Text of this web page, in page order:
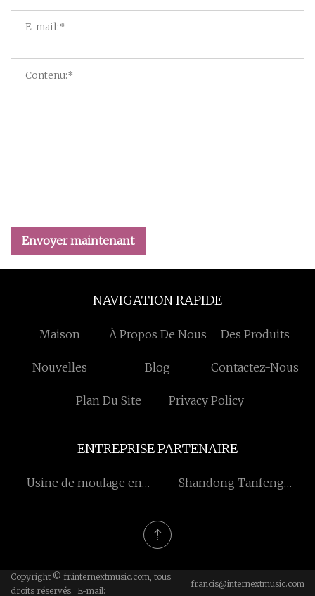
Envoyer maintenant
NAVIGATION RAPIDE
Maison À Propos De Nous Des Produits
Nouvelles Blog Contactez-Nous
Plan Du Site Privacy Policy
ENTREPRISE PARTENAIRE
Usine de moulage en
Shandong Tanfeng
Copyright © fr.internextmusic.com, tous
droits réservés. E-mail:
francis@internextmusic.com